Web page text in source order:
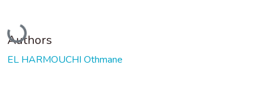
Loading...
Authors
EL HARMOUCHI Othmane